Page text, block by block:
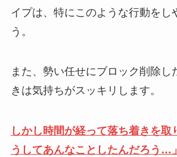
イプは、特にこのような行動をし
う。
また、勢い任せにブロック削除し
きは気持ちがスッキリします。
しかし時間が経って落ち着きを取
うしてあんなことしたんだろう…